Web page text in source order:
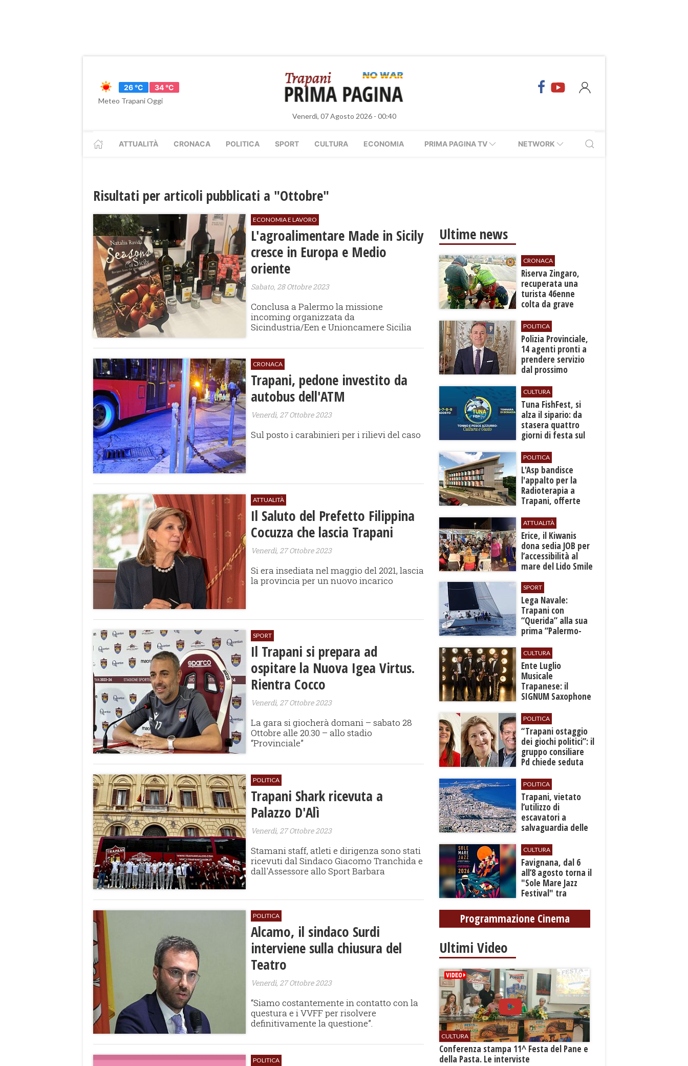
26 °C
34 °C
Meteo Trapani Oggi
Venerdì, 07 Agosto 2026 - 00:40
ATTUALITÀ CRONACA POLITICA SPORT CULTURA ECONOMIA PRIMA PAGINA TV NETWORK
Risultati per articoli pubblicati a "Ottobre"
ECONOMIA E LAVORO
L'agroalimentare Made in Sicily
cresce in Europa e Medio
oriente
Sabato, 28 Ottobre 2023
Conclusa a Palermo la missione
incoming organizzata da
Sicindustria/Een e Unioncamere Sicilia
CRONACA
Trapani, pedone investito da
autobus dell'ATM
Venerdì, 27 Ottobre 2023
Sul posto i carabinieri per i rilievi del caso
ATTUALITÀ
Il Saluto del Prefetto Filippina
Cocuzza che lascia Trapani
Venerdì, 27 Ottobre 2023
Si era insediata nel maggio del 2021, lascia
la provincia per un nuovo incarico
SPORT
Il Trapani si prepara ad
ospitare la Nuova Igea Virtus.
Rientra Cocco
Venerdì, 27 Ottobre 2023
La gara si giocherà domani – sabato 28
Ottobre alle 20.30 – allo stadio
“Provinciale”
POLITICA
Trapani Shark ricevuta a
Palazzo D'Alì
Venerdì, 27 Ottobre 2023
Stamani staff, atleti e dirigenza sono stati
ricevuti dal Sindaco Giacomo Tranchida e
dall'Assessore allo Sport Barbara
POLITICA
Alcamo, il sindaco Surdi
interviene sulla chiusura del
Teatro
Venerdì, 27 Ottobre 2023
“Siamo costantemente in contatto con la
questura e i VVFF per risolvere
definitivamente la questione”.
POLITICA
Ultime news
CRONACA
​Riserva Zingaro,
recuperata una
turista 46enne
colta da grave
POLITICA
​Polizia Provinciale,
14 agenti pronti a
prendere servizio
dal prossimo
CULTURA
​Tuna FishFest, si
alza il sipario: da
stasera quattro
giorni di festa sul
POLITICA
L'Asp bandisce
l'appalto per la
Radioterapia a
Trapani, offerte
ATTUALITÀ
​Erice, il Kiwanis
dona sedia JOB per
l’accessibilità al
mare del Lido Smile
SPORT
​Lega Navale:
Trapani con
“Querida” alla sua
prima “Palermo-
CULTURA
Ente Luglio
Musicale
Trapanese: il
SIGNUM Saxophone
con l’“American
Dream”
POLITICA
​“Trapani ostaggio
dei giochi politici”: il
gruppo consiliare
Pd chiede seduta
bilancio
POLITICA
​Trapani, vietato
l’utilizzo di
escavatori a
salvaguardia delle
fognaria
CULTURA
Favignana, dal 6
all’8 agosto torna il
"Sole Mare Jazz
Festival" tra
cultura
Programmazione Cinema
Ultimi Video
CULTURA
Conferenza stampa 11^ Festa del Pane e
della Pasta. Le interviste